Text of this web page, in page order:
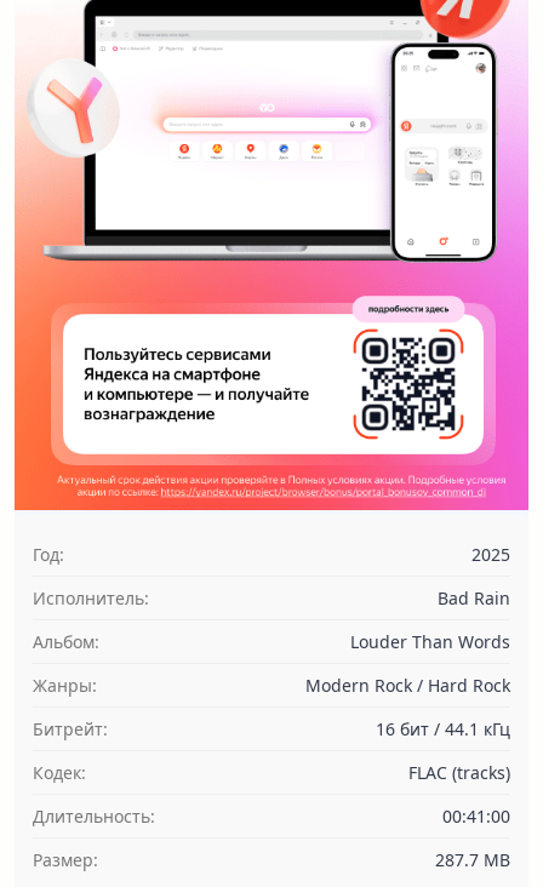
Год:
2025
Исполнитель:
Bad Rain
Альбом:
Louder Than Words
Жанры:
Modern Rock / Hard Rock
Битрейт:
16 бит / 44.1 кГц
Кодек:
FLAC (tracks)
Длительность:
00:41:00
Размер:
287.7 MB